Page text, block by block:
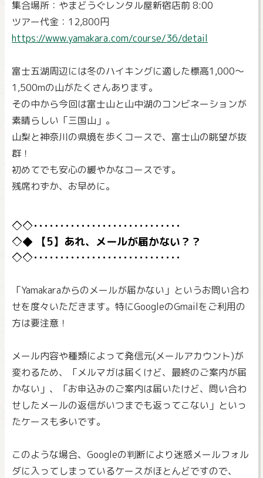
集合場所：やまどうぐレンタル屋新宿店前 8:00
ツアー代金：12,800円
https://www.yamakara.com/course/36/detail
富士五湖周辺には冬のハイキングに適した標高1,000～
1,500mの山がたくさんあります。
その中から今回は富士山と山中湖のコンビネーションが
素晴らしい「三国山」。
山梨と神奈川の県境を歩くコースで、富士山の眺望が抜
群！
初めてでも安心の緩やかなコースです。
残席わずか、お早めに。
【5】あれ、メールが届かない？？
「Yamakaraからのメールが届かない」というお問い合わ
せを度々いただきます。特にGoogleのGmailをご利用の
方は要注意！
メール内容や種類によって発信元(メールアカウント)が
変わるため、「メルマガは届くけど、最終のご案内が届
かない」、「お申込みのご案内は届いたけど、問い合わ
せしたメールの返信がいつまでも返ってこない」といっ
たケースも多いです。
このような場合、Googleの判断により迷惑メールフォル
ダに入ってしまっているケースがほとんどですので、